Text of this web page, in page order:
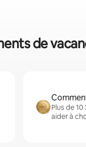
de
Plus de
aider à